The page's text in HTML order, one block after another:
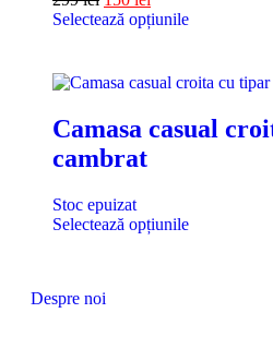
Selectează opțiunile
Camasa casual
cambrat
Stoc epuizat
Selectează opțiunile
Despre noi